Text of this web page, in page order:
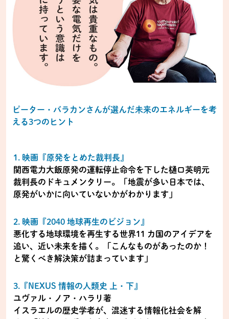
ピーター・バラカンさんが選んだ未来のエネルギーを考
える3つのヒント
1. 映画『原発をとめた裁判長』
関西電力大飯原発の運転停止命令を下した樋口英明元
裁判長のドキュメンタリー。「地震が多い日本では、
原発がいかに向いていないかがわかります」
2. 映画『2040 地球再生のビジョン』
悪化する地球環境を再生する世界11 カ国のアイデアを
追い、近い未来を描く。「こんなものがあったのか！
と驚くべき解決策が詰まっています」
3.『NEXUS 情報の人類史 上・下』
ユヴァル・ノア・ハラリ著
イスラエルの歴史学者が、混迷する情報化社会を解